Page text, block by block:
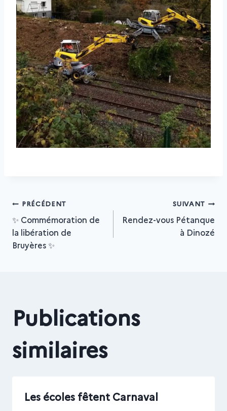
Navigation
de
PRÉCÉDENT
✨ Commémoration de
la libération de
Bruyères ✨
SUIVANT
Rendez-vous Pétanque
à Dinozé
Publications
similaires
Les écoles fêtent Carnaval